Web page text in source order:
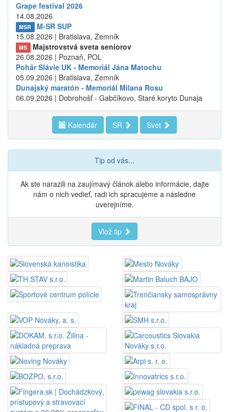
Grape festival 2026
14.08.2026
MSR
M-SR SUP
15.08.2026 | Bratislava, Zemník
MS
Majstrovstvá sveta seniorov
26.08.2026 | Poznaň, POL
Pohár Slávie UK - Memoriál Jána Matochu
05.09.2026 | Bratislava, Zemník
Dunajský maratón - Memoriál Milana Rosu
06.09.2026 | Dobrohošť - Gabčíkovo, Staré koryto Dunaja
Kalendár SR Svet
Tip od vás...
Ak ste narazili na zaujímavý článok alebo informácie, dajte
nám o nich vedieť, radi ich spracujeme a následne
uverejníme.
Vlož tip